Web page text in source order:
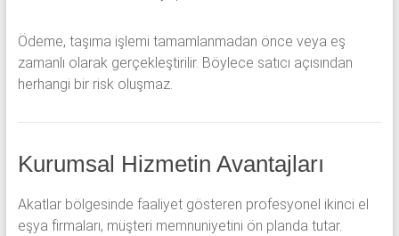
Ödeme, taşıma işlemi tamamlanmadan önce veya eş
zamanlı olarak gerçekleştirilir. Böylece satıcı açısından
herhangi bir risk oluşmaz.
Kurumsal Hizmetin Avantajları
Akatlar bölgesinde faaliyet gösteren profesyonel ikinci el
eşya firmaları, müşteri memnuniyetini ön planda tutar.